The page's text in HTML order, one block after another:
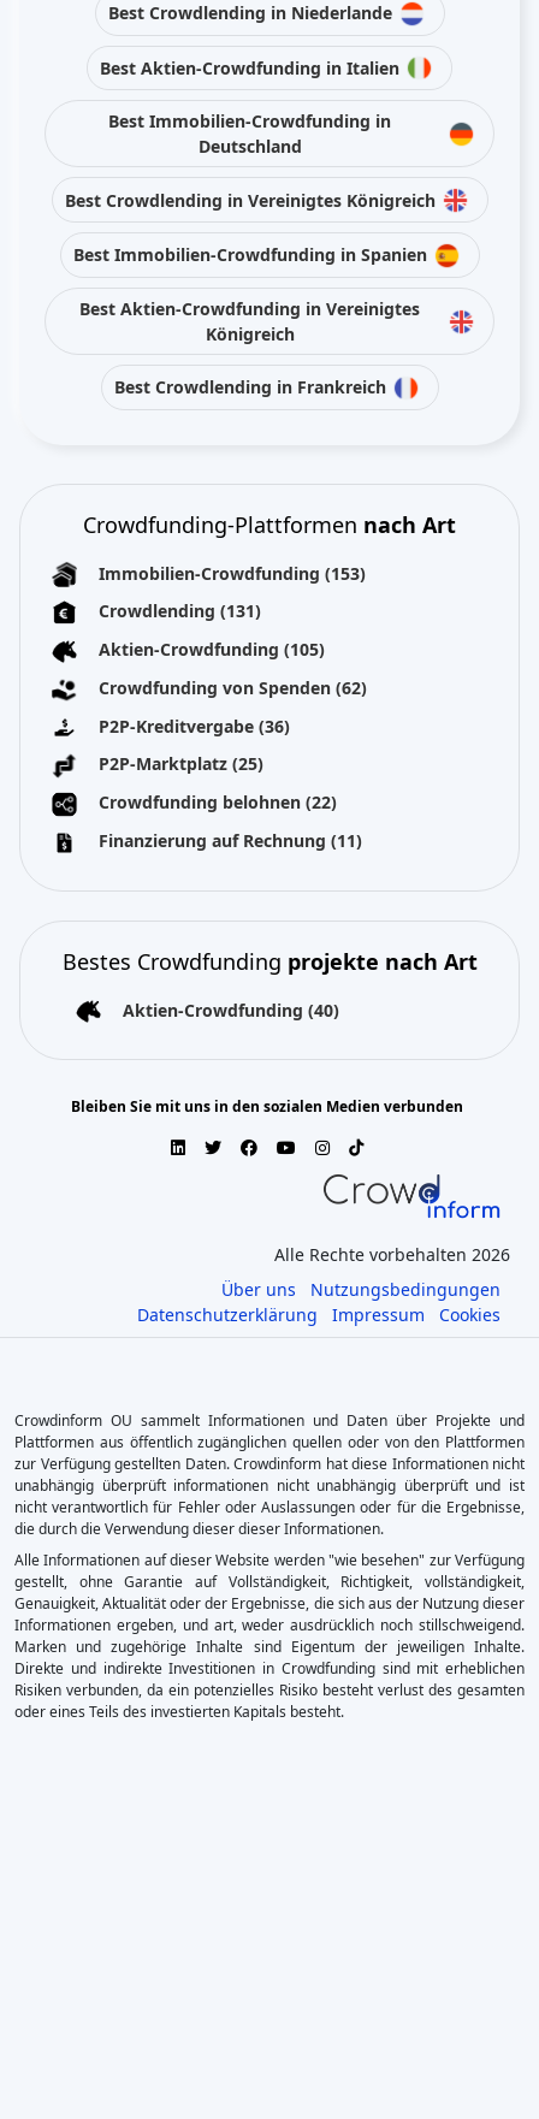
Best Crowdlending in Niederlande
Best Aktien-Crowdfunding in Italien
Best Immobilien-Crowdfunding in
Deutschland
Best Crowdlending in Vereinigtes Königreich
Best Immobilien-Crowdfunding in Spanien
Best Aktien-Crowdfunding in Vereinigtes
Königreich
Best Crowdlending in Frankreich
Crowdfunding-Plattformen nach Art
Immobilien-Crowdfunding (153)
Crowdlending (131)
Aktien-Crowdfunding (105)
Crowdfunding von Spenden (62)
P2P-Kreditvergabe (36)
P2P-Marktplatz (25)
Crowdfunding belohnen (22)
Finanzierung auf Rechnung (11)
Bestes Crowdfunding projekte nach Art
Aktien-Crowdfunding (40)
Bleiben Sie mit uns in den sozialen Medien verbunden
Alle Rechte vorbehalten 2026
Über uns
Nutzungsbedingungen
Datenschutzerklärung
Impressum Cookies
Crowdinform OU sammelt Informationen und Daten über Projekte und
Plattformen aus öffentlich zugänglichen quellen oder von den Plattformen
zur Verfügung gestellten Daten. Crowdinform hat diese Informationen nicht
unabhängig überprüft informationen nicht unabhängig überprüft und ist
nicht verantwortlich für Fehler oder Auslassungen oder für die Ergebnisse,
die durch die Verwendung dieser dieser Informationen.
Alle Informationen auf dieser Website werden "wie besehen" zur Verfügung
gestellt, ohne Garantie auf Vollständigkeit, Richtigkeit, vollständigkeit,
Genauigkeit, Aktualität oder der Ergebnisse, die sich aus der Nutzung dieser
Informationen ergeben, und art, weder ausdrücklich noch stillschweigend.
Marken und zugehörige Inhalte sind Eigentum der jeweiligen Inhalte.
Direkte und indirekte Investitionen in Crowdfunding sind mit erheblichen
Risiken verbunden, da ein potenzielles Risiko besteht verlust des gesamten
oder eines Teils des investierten Kapitals besteht.